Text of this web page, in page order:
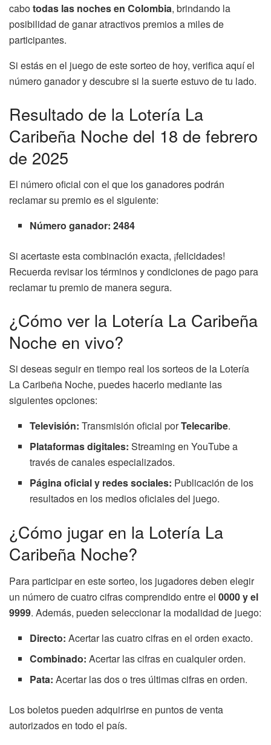
cabotodas las noches en Colombia, brindando la
posibilidad de ganar atractivos premios a miles de
participantes.
Si estás en el juego de este sorteo de hoy, verifica aquí el
número ganador y descubre si la suerte estuvo de tu lado.
Resultado de la Lotería La
Caribeña Noche del 18 de febrero
de 2025
El número oficial con el que los ganadores podrán
reclamar su premio es el siguiente:
Número ganador: 2484
Si acertaste esta combinación exacta, ¡felicidades!
Recuerda revisar los términos y condiciones de pago para
reclamar tu premio de manera segura.
¿Cómo ver la Lotería La Caribeña
Noche en vivo?
Si deseas seguir en tiempo real los sorteos de la Lotería
La Caribeña Noche, puedes hacerlo mediante las
siguientes opciones:
Televisión: Transmisión oficial porTelecaribe.
Plataformas digitales: Streaming en YouTube a
través de canales especializados.
Página oficial y redes sociales: Publicación de los
resultados en los medios oficiales del juego.
¿Cómo jugar en la Lotería La
Caribeña Noche?
Para participar en este sorteo, los jugadores deben elegir
un número de cuatro cifras comprendido entre el 0000 y el
9999. Además, pueden seleccionar la modalidad de juego:
Directo: Acertar las cuatro cifras en el orden exacto.
Combinado: Acertar las cifras en cualquier orden.
Pata: Acertar las dos o tres últimas cifras en orden.
Los boletos pueden adquirirse en puntos de venta
autorizados en todo el país.